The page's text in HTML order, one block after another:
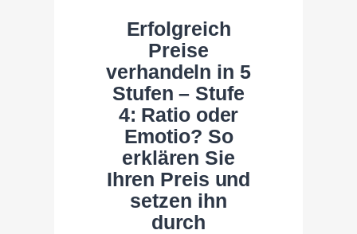
Erfolgreich
Preise
verhandeln in 5
Stufen – Stufe
4: Ratio oder
Emotio? So
erklären Sie
Ihren Preis und
setzen ihn
durch